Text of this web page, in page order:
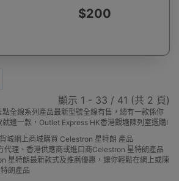
$200
顯示 1 - 33 / 41 (共 2 頁)
全線系列產品最新型號全線有售，總有一款係你
邊一款，Outlet Express HK香港觀塘陳列室選購!
城網上商城購買 Celestron 星特朗 產品
代理、香港供應商或進口商Celestron 星特朗產品
星特朗最新款式及推薦優惠，讓你輕鬆在網上或陳
朗產品